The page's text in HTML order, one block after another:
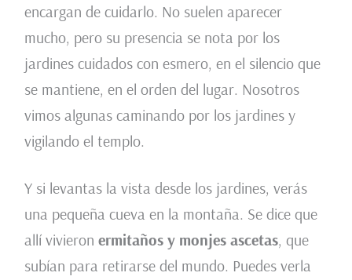
encargan de cuidarlo. No suelen aparecer
mucho, pero su presencia se nota por los
jardines cuidados con esmero, en el silencio que
se mantiene, en el orden del lugar. Nosotros
vimos algunas caminando por los jardines y
vigilando el templo.
Y si levantas la vista desde los jardines, verás
una pequeña cueva en la montaña. Se dice que
allí vivieron ermitaños y monjes ascetas, que
subían para retirarse del mundo. Puedes verla